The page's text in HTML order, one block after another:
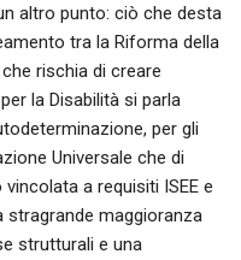
altro punto: ciò che desta
tra la Riforma della
rischia di creare
la Disabilità si parla
per gli
Universale che di
a requisiti ISEE e
maggioranza
strutturali e una